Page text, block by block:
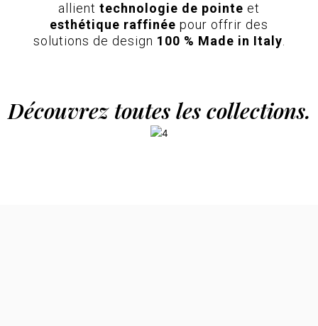
allient technologie de pointe et
esthétique raffinée pour offrir des
solutions de design 100 % Made in Italy
Découvrez toutes les collections.